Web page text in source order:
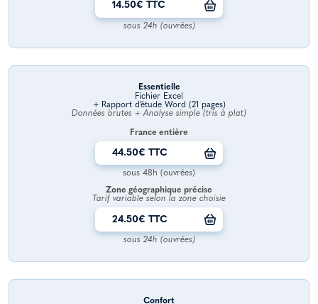
14.50€ TTC
sous 24h (ouvrées)
Essentielle
Fichier Excel
+ Rapport d’étude Word (21 pages)
Données brutes + Analyse simple (tris à plat)
France entière
44.50€ TTC
sous 48h (ouvrées)
Zone géographique précise
Tarif variable selon la zone choisie
24.50€ TTC
sous 24h (ouvrées)
Confort